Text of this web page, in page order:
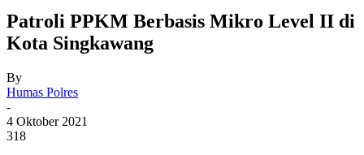
Patroli PPKM Berbasis Mikro Level II di
Kota Singkawang
By
Humas Polres
-
4 Oktober 2021
318